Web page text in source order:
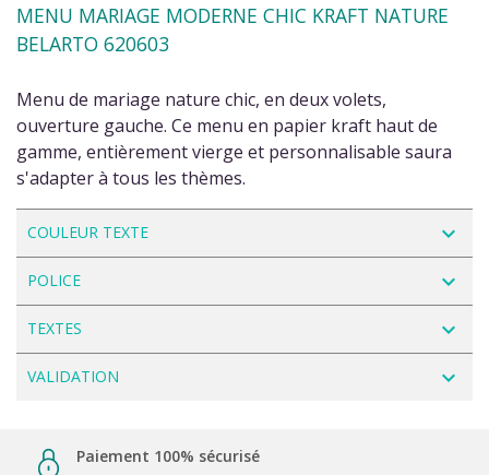
MENU MARIAGE MODERNE CHIC KRAFT NATURE
BELARTO 620603
Menu de mariage nature chic, en deux volets,
ouverture gauche. Ce menu en papier kraft haut de
gamme, entièrement vierge et personnalisable saura
s'adapter à tous les thèmes.
COULEUR TEXTE navigate_next
POLICE navigate_next
TEXTES navigate_next
VALIDATION navigate_next
Paiement 100% sécurisé